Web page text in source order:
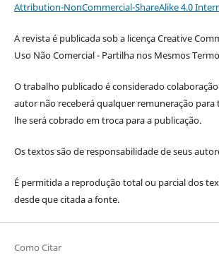
Attribution-NonCommercial-ShareAlike 4.0
A revista é publicada sob a licença Creative
Uso Não Comercial - Partilha nos Mesmos
O trabalho publicado é considerado
autor não receberá qualquer remuneração para
lhe será cobrado em troca para a publicação.
Os textos são de responsabilidade de seus
É permitida a reprodução total ou parcial dos
desde que citada a fonte.
Como Citar